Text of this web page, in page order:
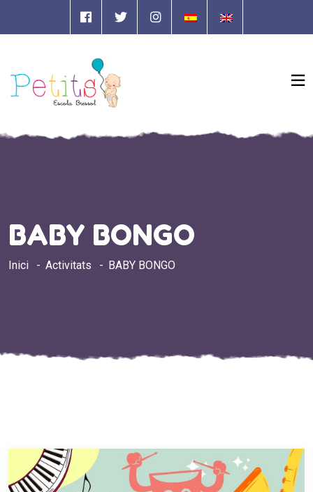
BABY BONGO
Inici Activitats BABY BONGO